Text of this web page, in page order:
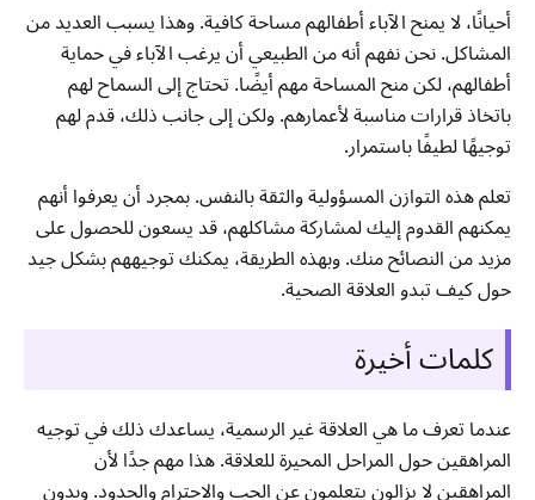
أحيانًا، لا يمنح الآباء أطفالهم مساحة كافية. وهذا يسبب العديد من
المشاكل. نحن نفهم أنه من الطبيعي أن يرغب الآباء في حماية
أطفالهم، لكن منح المساحة مهم أيضًا. تحتاج إلى السماح لهم
باتخاذ قرارات مناسبة لأعمارهم. ولكن إلى جانب ذلك، قدم لهم
توجيهًا لطيفًا باستمرار.
تعلم هذه التوازن المسؤولية والثقة بالنفس. بمجرد أن يعرفوا أنهم
يمكنهم القدوم إليك لمشاركة مشاكلهم، قد يسعون للحصول على
مزيد من النصائح منك. وبهذه الطريقة، يمكنك توجيههم بشكل جيد
حول كيف تبدو العلاقة الصحية.
كلمات أخيرة
عندما تعرف ما هي العلاقة غير الرسمية، يساعدك ذلك في توجيه
المراهقين حول المراحل المحيرة للعلاقة. هذا مهم جدًا لأن
المراهقين لا يزالون يتعلمون عن الحب والاحترام والحدود. وبدون